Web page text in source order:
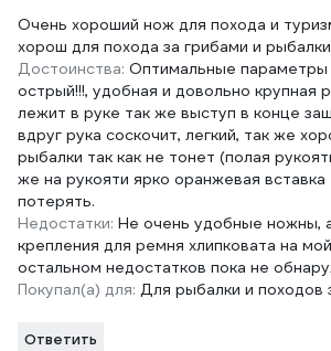
Очень хороший нож для похода и
хорош для похода за грибами и
Достоинства: Оптимальные параметры
острый!!!, удобная и довольно крупная
лежит в руке так же выступ в конце
вдруг рука соскочит, легкий, так же
рыбалки так как не тонет (полая
же на рукояти ярко оранжевая
потерять.
Недостатки: Не очень удобные ножны,
крепления для ремня хлипковата на
остальном недостатков пока не
Покупал(а) для: Для рыбалки и походов
Ответить